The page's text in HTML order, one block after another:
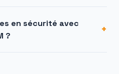
en sécurité avec
?